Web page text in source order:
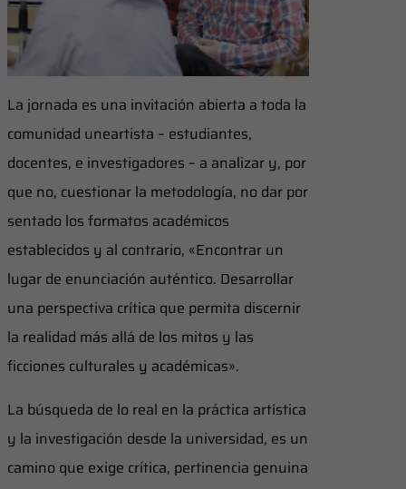
​La jornada es una invitación abierta a toda la
comunidad uneartista – estudiantes,
docentes, e investigadores – a analizar y, por
que no, cuestionar la metodología, no dar por
sentado los formatos académicos
establecidos y al contrario, «Encontrar un
lugar de enunciación auténtico. Desarrollar
una perspectiva crítica que permita discernir
la realidad más allá de los mitos y las
ficciones culturales y académicas».
​La búsqueda de lo real en la práctica artística
y la investigación desde la universidad, es un
camino que exige crítica, pertinencia genuina